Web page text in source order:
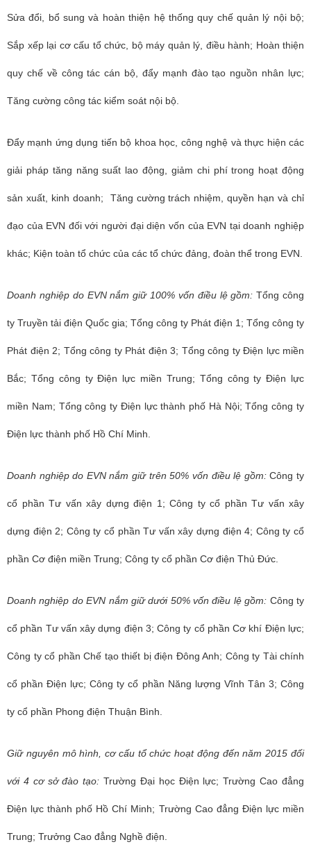
Sửa đổi, bổ sung và hoàn thiện hệ thống quy chế quản lý nội bộ;
Sắp xếp lại cơ cấu tổ chức, bộ máy quản lý, điều hành; Hoàn thiện
quy chế về công tác cán bộ, đẩy mạnh đào tạo nguồn nhân lực;
Tăng cường công tác kiểm soát nội bộ.
Đẩy mạnh ứng dụng tiến bộ khoa học, công nghệ và thực hiện các
giải pháp tăng năng suất lao động, giảm chi phí trong hoạt động
sản xuất, kinh doanh; Tăng cường trách nhiệm, quyền hạn và chỉ
đạo của EVN đối với người đại diện vốn của EVN tại doanh nghiệp
khác; Kiện toàn tổ chức của các tổ chức đảng, đoàn thể trong EVN.
Doanh nghiệp do EVN nắm giữ 100% vốn điều lệ gồm: Tổng công
ty Truyền tải điện Quốc gia; Tổng công ty Phát điện 1; Tổng công ty
Phát điện 2; Tổng công ty Phát điện 3; Tổng công ty Điện lực miền
Bắc; Tổng công ty Điện lực miền Trung; Tổng công ty Điện lực
miền Nam; Tổng công ty Điện lực thành phố Hà Nội; Tổng công ty
Điện lực thành phố Hồ Chí Minh.
Doanh nghiệp do EVN nắm giữ trên 50% vốn điều lệ gồm:Công ty
cổ phần Tư vấn xây dựng điện 1; Công ty cổ phần Tư vấn xây
dựng điện 2; Công ty cổ phần Tư vấn xây dựng điện 4; Công ty cổ
phần Cơ điện miền Trung; Công ty cổ phần Cơ điện Thủ Đức.
Doanh nghiệp do EVN nắm giữ dưới 50% vốn điều lệ gồm: Công ty
cổ phần Tư vấn xây dựng điện 3; Công ty cổ phần Cơ khí Điện lực;
Công ty cổ phần Chế tạo thiết bị điện Đông Anh; Công ty Tài chính
cổ phần Điện lực; Công ty cổ phần Năng lượng Vĩnh Tân 3; Công
ty cổ phần Phong điện Thuận Bình.
Giữ nguyên mô hình, cơ cấu tổ chức hoạt động đến năm 2015 đối
với 4 cơ sở đào tạo: Trường Đại học Điện lực; Trường Cao đẳng
Điện lực thành phố Hồ Chí Minh; Trường Cao đẳng Điện lực miền
Trung; Trưởng Cao đẳng Nghề điện.